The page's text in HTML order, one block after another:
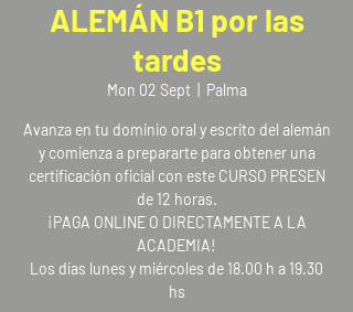
ALEMÁN B1 por las
tardes
Mon 02 Sept
  |
Palma
Avanza en tu dominio oral y escrito del alemán
y comienza a prepararte para obtener una
certificación oficial con este CURSO PRESEN
de 12 horas.
¡PAGA ONLINE O DIRECTAMENTE A LA
ACADEMIA!
Los días lunes y miércoles de 18.00 h a 19.30
hs